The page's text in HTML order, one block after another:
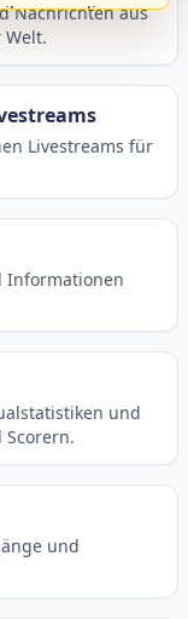
Nachrichten aus
Welt.
Livestreams für
Informationen
und
Scorern.
und
ihr uns diese